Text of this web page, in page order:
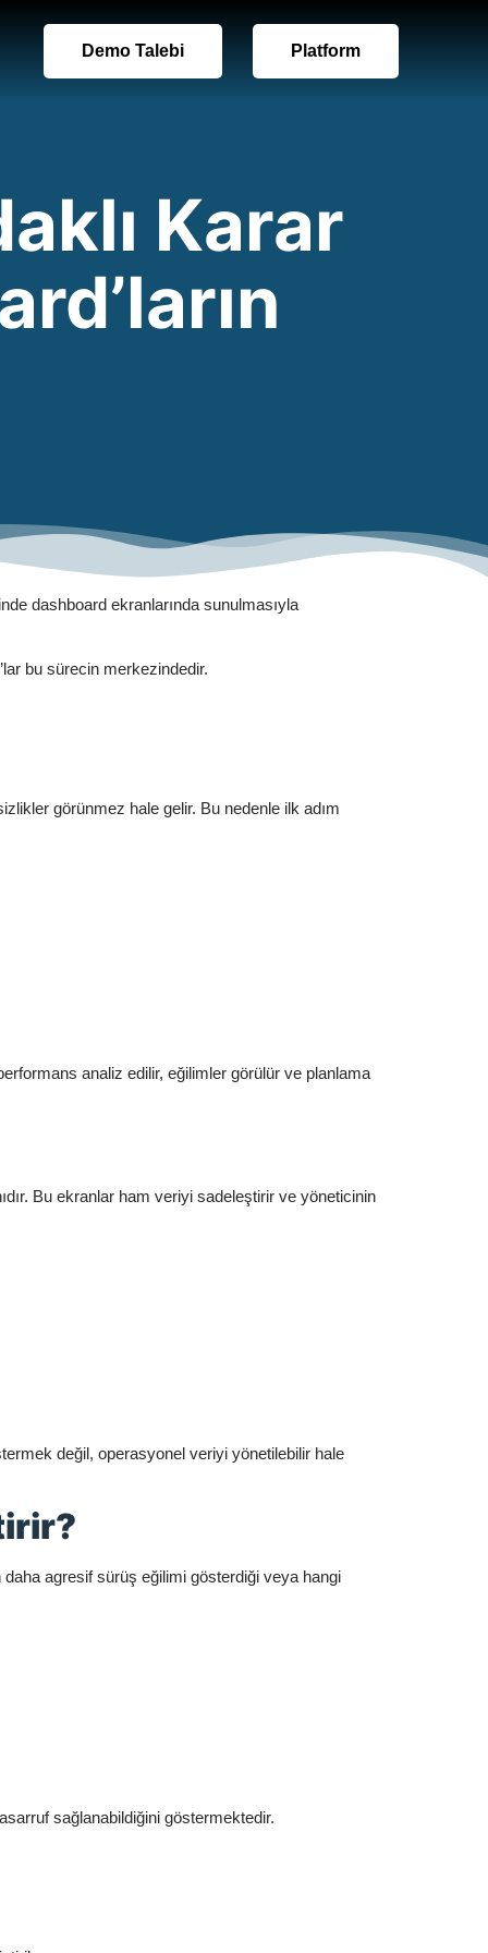
Demo Talebi Platform
Karar
dashboard ekranlarında sunulmasıyla
bu sürecin merkezindedir.
görünmez hale gelir. Bu nedenle ilk adım
analiz edilir, eğilimler görülür ve planlama
Bu ekranlar ham veriyi sadeleştirir ve yöneticinin
değil, operasyonel veriyi yönetilebilir hale
agresif sürüş eğilimi gösterdiği veya hangi
sağlanabildiğini göstermektedir.